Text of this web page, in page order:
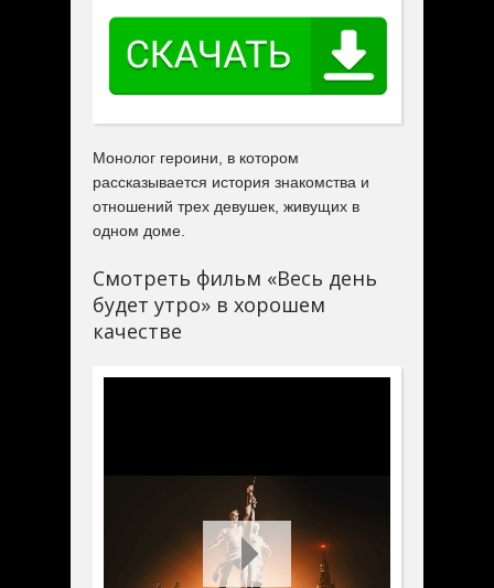
Монолог героини, в котором
рассказывается история знакомства и
отношений трех девушек, живущих в
одном доме.
Смотреть фильм «Весь день
будет утро» в хорошем
качестве